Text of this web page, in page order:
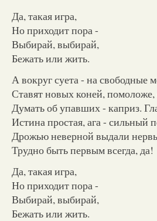
Да, такая игра,
Но приходит пора -
Выбирай, выбирай,
Бежать или жить.
А вокруг суета - на свободные
Ставят новых коней, помоложе,
Думать об упавших - каприз.
Истина простая, ага - сильный
Дрожью неверной выдали
Трудно быть первым всегда, да!
Да, такая игра,
Но приходит пора -
Выбирай, выбирай,
Бежать или жить.